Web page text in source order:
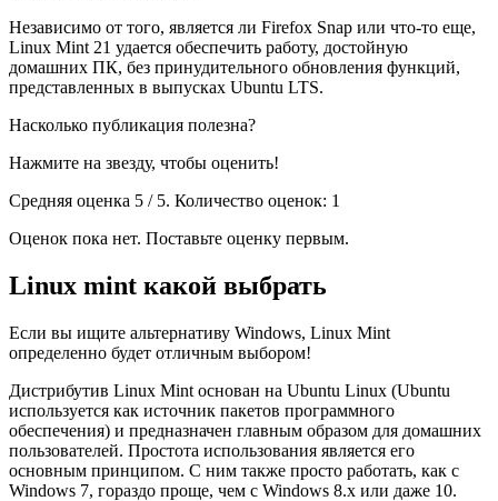
Независимо от того, является ли Firefox Snap или что-то еще,
Linux Mint 21 удается обеспечить работу, достойную
домашних ПК, без принудительного обновления функций,
представленных в выпусках Ubuntu LTS.
Насколько публикация полезна?
Нажмите на звезду, чтобы оценить!
Средняя оценка 5 / 5. Количество оценок: 1
Оценок пока нет. Поставьте оценку первым.
Linux mint какой выбрать
Если вы ищите альтернативу Windows, Linux Mint
определенно будет отличным выбором!
Дистрибутив Linux Mint основан на Ubuntu Linux (Ubuntu
используется как источник пакетов программного
обеспечения) и предназначен главным образом для домашних
пользователей. Простота использования является его
основным принципом. С ним также просто работать, как с
Windows 7, гораздо проще, чем с Windows 8.x или даже 10.